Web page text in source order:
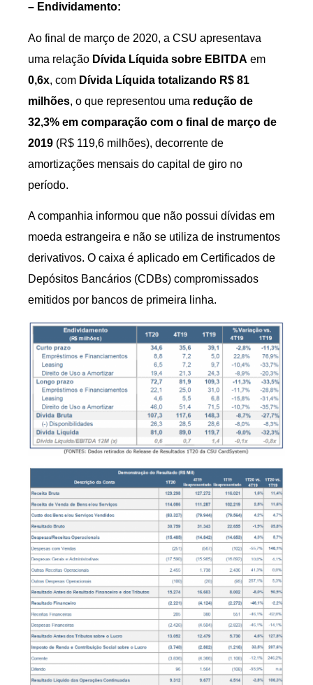
– Endividamento:
Ao final de março de 2020, a CSU apresentava
uma relação Dívida Líquida sobre EBITDA em
0,6x, com Dívida Líquida totalizando R$ 81
milhões, o que representou uma redução de
32,3% em comparação com o final de março de
2019 (R$ 119,6 milhões), decorrente de
amortizações mensais do capital de giro no
período.
A companhia informou que não possui dívidas em
moeda estrangeira e não se utiliza de instrumentos
derivativos. O caixa é aplicado em Certificados de
Depósitos Bancários (CDBs) compromissados
emitidos por bancos de primeira linha.